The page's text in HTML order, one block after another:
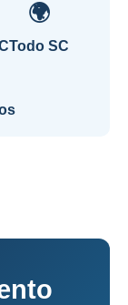
🌍
Todo SC